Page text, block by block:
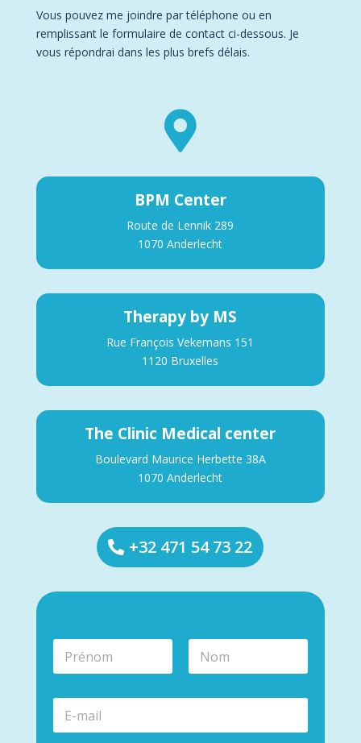
Vous pouvez me joindre par téléphone ou en
remplissant le formulaire de contact ci-dessous. Je
vous répondrai dans les plus brefs délais.

BPM Center
Route de Lennik 289
1070 Anderlecht
Therapy by MS
Rue François Vekemans 151
1120 Bruxelles
The Clinic Medical center
Boulevard Maurice Herbette 38A
1070 Anderlecht
+32 471 54 73 22
N
m
E
m